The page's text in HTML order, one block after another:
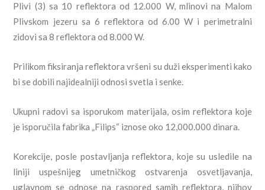
Plivi (3) sa 10 reflektora od 12.000 W, mlinovi na Malom
Plivskom jezeru sa 6 reflektora od 6.00 W i perimetralni
zidovi sa 8 reflektora od 8.000 W.
Prilikom fiksiranja reflektora vršeni su duži eksperimenti kako
bi se dobili najidealniji odnosi svetla i senke.
Ukupni radovi sa isporukom materijala, osim reflektora koje
je isporučila fabrika „Filips“ iznose oko 12,000.000 dinara.
Korekcije, posle postavljanja reflektora, koje su usledile na
liniji uspešnijeg umetničkog ostvarenja osvetljavanja,
uglavnom se odnose na raspored samih reflektora, njihov